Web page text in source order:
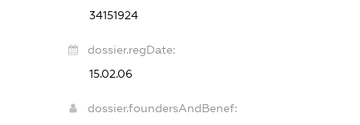
34151924
dossier.regDate:
15.02.06
dossier.foundersAndBenef: